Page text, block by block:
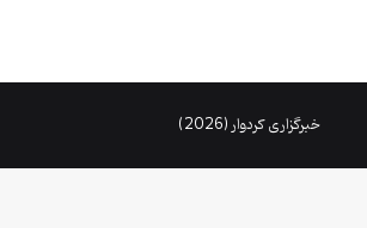
خبرگزاری کردوار (2026)